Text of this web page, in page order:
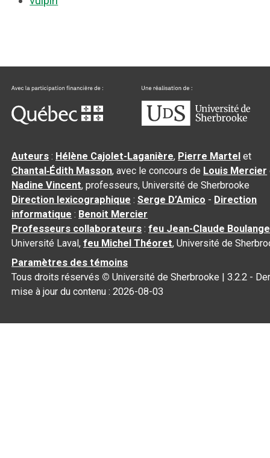
Auteurs : Hélène Cajolet-Laganière, Pierre Martel et
Chantal‑Édith Masson, avec le concours de Louis Mercier
Nadine Vincent, professeurs, Université de Sherbrooke
Direction lexicographique :Serge D’Amico - Direction
informatique : Benoit Mercier
Professeurs collaborateurs :feu Jean-Claude
Université Laval,feu Michel Théoret, Université de
Paramètres des témoins
Tous droits réservés © Université de Sherbrooke |3.2.2 -
mise à jour du contenu :2026-08-03